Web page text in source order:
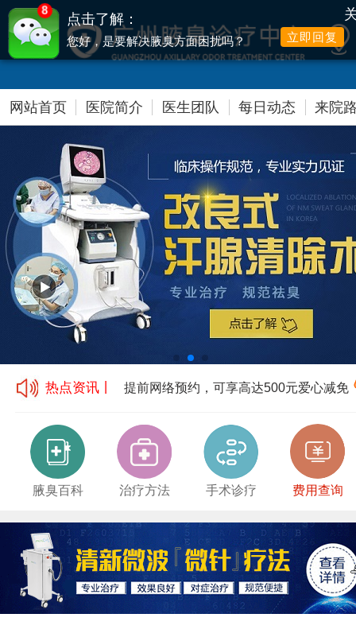
网站首页 医院简介 医生团队 每日动态 来院
热点资讯丨 提前网络预约，可享高达500元爱心减免
腋臭百科 治疗方法 手术诊疗 费用查询
8
点击了解：
您好，是要解决腋臭方面困扰吗？ 立即回复